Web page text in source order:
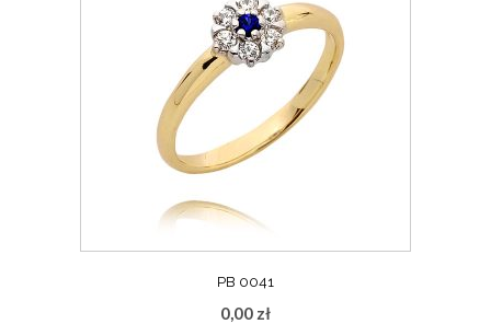
PB 0041
0,00 zł